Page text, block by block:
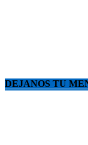
DEJANOS TU